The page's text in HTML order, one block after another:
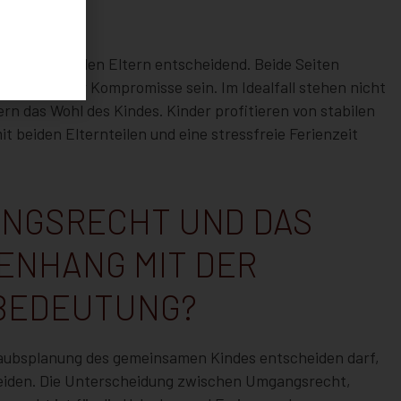
zwischen den Eltern entscheidend. Beide Seiten
offen für Kompromisse sein. Im Idealfall stehen nicht
das Wohl des Kindes. Kinder profitieren von stabilen
beiden Elternteilen und eine stressfreie Ferienzeit
UND DAS
MIT DER
des gemeinsamen Kindes entscheiden darf,
Die Unterscheidung zwischen Umgangsrecht,